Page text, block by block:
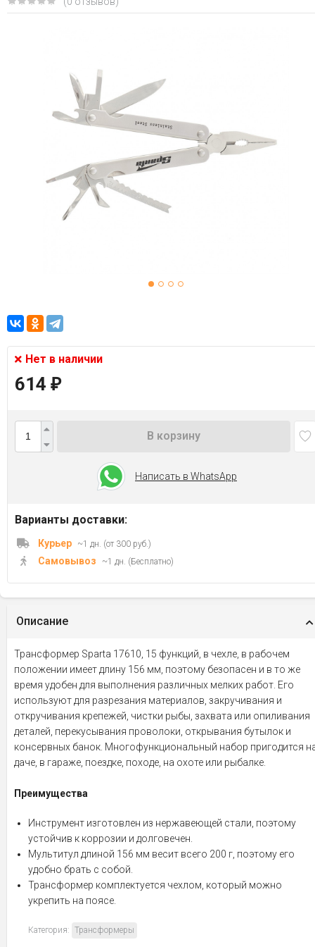
Нет в наличии
614 ₽
В корзину
Написать в WhatsApp
Варианты доставки:
Курьер ~1 дн. (от 300 руб.)
Самовывоз ~1 дн. (Бесплатно)
Описание
Трансформер Sparta 17610, 15 функций, в чехле, в рабочем
положении имеет длину 156 мм, поэтому безопасен и в то же
время удобен для выполнения различных мелких работ. Его
используют для разрезания материалов, закручивания и
откручивания крепежей, чистки рыбы, захвата или опиливания
деталей, перекусывания проволоки, открывания бутылок и
консервных банок. Многофункциональный набор пригодится
даче, в гараже, поездке, походе, на охоте или рыбалке.
Преимущества
Инструмент изготовлен из нержавеющей стали, поэтому
устойчив к коррозии и долговечен.
Мультитул длиной 156 мм весит всего 200 г, поэтому его
удобно брать с собой.
Трансформер комплектуется чехлом, который можно
укрепить на поясе.
Категория: Трансформеры